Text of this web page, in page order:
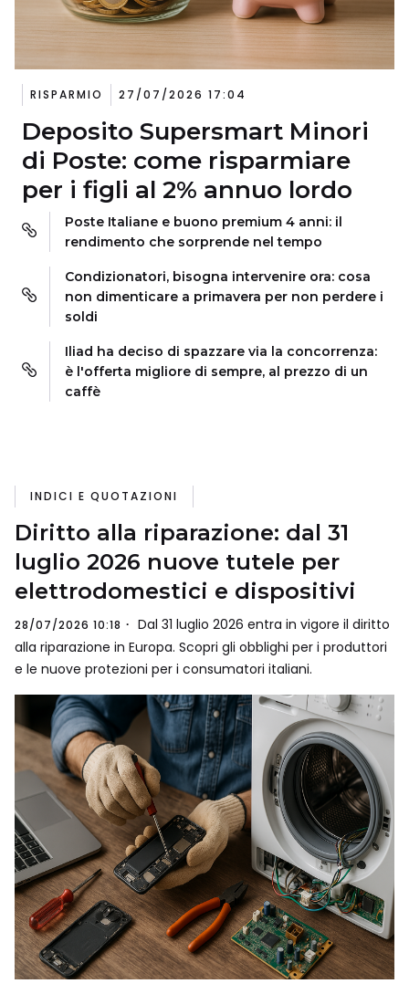
RISPARMIO 27/07/2026 17:04
Deposito Supersmart Minori
di Poste: come risparmiare
per i figli al 2% annuo lordo
Poste Italiane e buono premium 4 anni: il
rendimento che sorprende nel tempo
Condizionatori, bisogna intervenire ora: cosa
non dimenticare a primavera per non perdere i
soldi
Iliad ha deciso di spazzare via la concorrenza:
è l'offerta migliore di sempre, al prezzo di un
caffè
INDICI E QUOTAZIONI
Diritto alla riparazione: dal 31
luglio 2026 nuove tutele per
elettrodomestici e dispositivi
28/07/2026 10:18
Dal 31 luglio 2026 entra in vigore il diritto
alla riparazione in Europa. Scopri gli obblighi per i produttori
e le nuove protezioni per i consumatori italiani.